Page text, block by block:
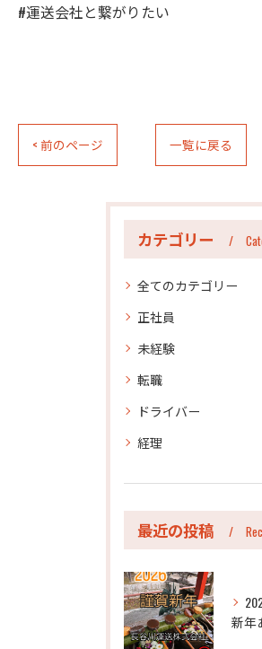
#運送会社と繋がりたい
< 前のページ 一覧に戻る
カテゴリー
全てのカテゴリー
正社員
未経験
転職
ドライバー
経理
最近の投稿